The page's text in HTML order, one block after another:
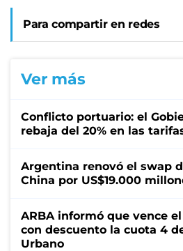
Para compartir en redes
Ver más
Conflicto portuario: el
rebaja del 20% en las
Argentina renovó el swap
China por US$19.000
ARBA informó que vence
con descuento la cuota 4
Urbano